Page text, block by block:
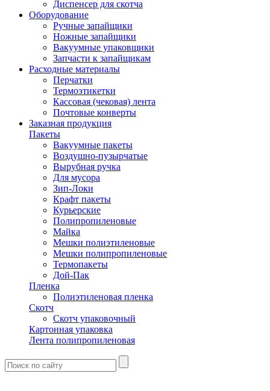
Диспенсер для скотча
Оборудование
Ручные запайщики
Ножные запайщики
Вакуумные упаковщики
Запчасти к запайщикам
Расходные материалы
Перчатки
Термоэтикетки
Кассовая (чековая) лента
Почтовые конверты
Заказная продукция
Пакеты
Вакуумные пакеты
Воздушно-пузырчатые
Вырубная ручка
Для мусора
Зип-Локи
Крафт пакеты
Курьерские
Полипропиленовые
Майка
Мешки полиэтиленовые
Мешки полипропиленовые
Термопакеты
Дой-Пак
Пленка
Полиэтиленовая пленка
Скотч
Скотч упаковочный
Картонная упаковка
Лента полипропиленовая